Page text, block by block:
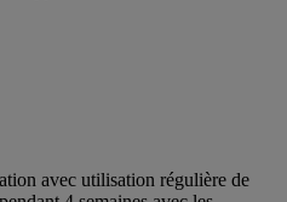
avec utilisation régulière de